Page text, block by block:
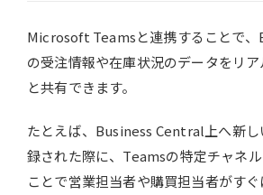
Microsoft Teamsと連携することで
の受注情報や在庫状況のデータをリ
と共有できます。
たとえば、Business Central上へ新
録された際に、Teamsの特定チャネ
ことで営業担当者や購買担当者がす